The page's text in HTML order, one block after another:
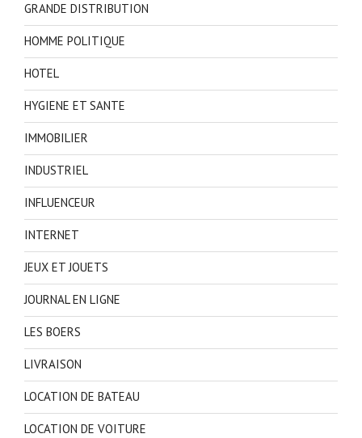
GRANDE DISTRIBUTION
HOMME POLITIQUE
HOTEL
HYGIENE ET SANTE
IMMOBILIER
INDUSTRIEL
INFLUENCEUR
INTERNET
JEUX ET JOUETS
JOURNAL EN LIGNE
LES BOERS
LIVRAISON
LOCATION DE BATEAU
LOCATION DE VOITURE